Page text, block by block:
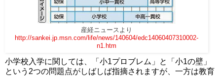
産経ニュースより
http://sankei.jp.msn.com/life/news/140604/edc14060407310002-
n1.htm
小学校入学に関しては、「小1プロブレム」と「小1の壁」
という2つの問題点がしばしば指摘されますが、一方は教育